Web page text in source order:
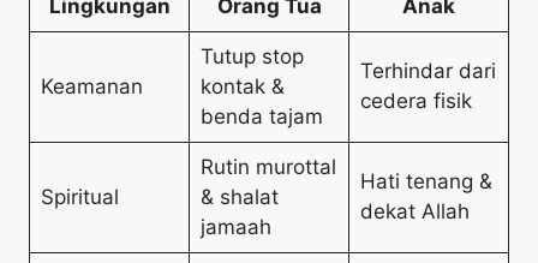
Lingkungan Orang Tua Anak
Keamanan
Tutup stop
kontak &
benda tajam
Terhindar dari
cedera fisik
Spiritual
Rutin murottal
& shalat
jamaah
Hati tenang &
dekat Allah